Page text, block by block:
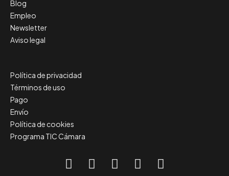
Blog
Empleo
Newsletter
Aviso legal
Política de privacidad
Términos de uso
Pago
Envío
Política de cookies
Programa TIC Cámara